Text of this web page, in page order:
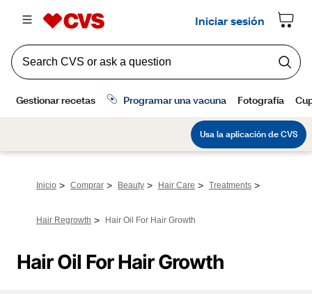
Inicio > Comprar > Beauty > Hair Care > Treatments >
Hair Regrowth > Hair Oil For Hair Growth
Hair Oil For Hair Growth